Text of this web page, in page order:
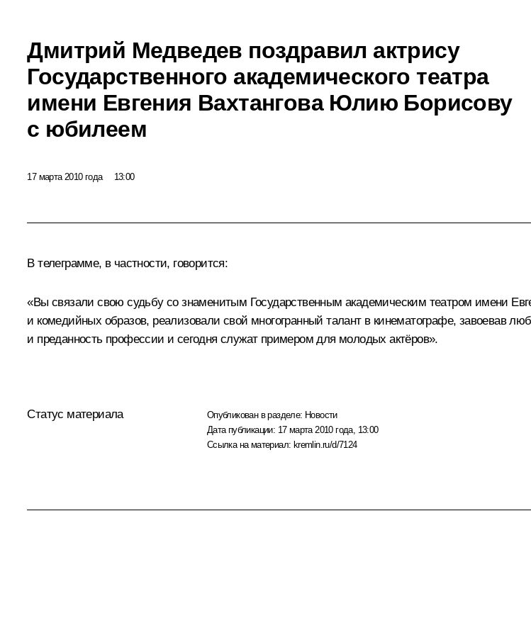
Дмитрий Медведев поздравил актрису
Государственного академического театра
имени Евгения Вахтангова Юлию Борисову
с юбилеем
17 марта 2010 года 13:00
В телеграмме, в частности, говорится:
«Вы связали свою судьбу со знаменитым Государственным академическим театром имени
и комедийных образов, реализовали свой многогранный талант в кинематографе, завоевав
и преданность профессии и сегодня служат примером для молодых актёров».
Статус материала Опубликован в разделе: Новости
Дата публикации: 17 марта 2010 года, 13:00
Ссылка на материал: kremlin.ru/d/7124